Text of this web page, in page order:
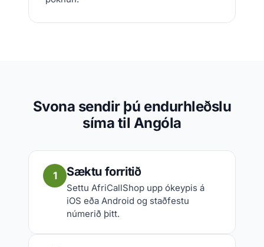
Svona sendir þú endurhleðslu
síma til Angóla
1 Sæktu forritið
Settu AfriCallShop upp ókeypis á
iOS eða Android og staðfestu
númerið þitt.